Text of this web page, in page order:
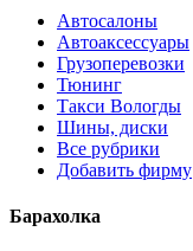
Автосалоны
Автоаксессуары
Грузоперевозки
Тюнинг
Такси Вологды
Шины, диски
Все рубрики
Добавить фирму
Барахолка